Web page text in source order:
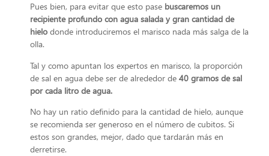
Pues bien, para evitar que esto pase buscaremos un
recipiente profundo con agua salada y gran cantidad de
hielo donde introduciremos el marisco nada más salga de la
olla.
Tal y como apuntan los expertos en marisco, la proporción
de sal en agua debe ser de alrededor de 40 gramos de sal
por cada litro de agua.
No hay un ratio definido para la cantidad de hielo, aunque
se recomienda ser generoso en el número de cubitos. Si
estos son grandes, mejor, dado que tardarán más en
derretirse.